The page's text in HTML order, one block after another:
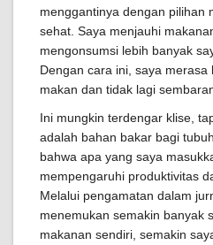
menggantinya dengan pilihan
sehat. Saya menjauhi
mengonsumsi lebih banyak
Dengan cara ini, saya
makan dan tidak lagi
Ini mungkin terdengar klise,
adalah bahan bakar bagi
bahwa apa yang saya
mempengaruhi produktivitas
Melalui pengamatan dalam
menemukan semakin banyak
makanan sendiri, semakin